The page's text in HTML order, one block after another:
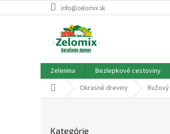
na
info@zelomix.sk
Zelenina Bezlepkové cestoviny
Domov Okrasné dreviny
kategórie
Kategórie